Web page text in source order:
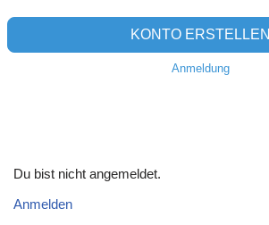
KONTO ERSTELLEN
Anmeldung
Du bist nicht angemeldet.
Anmelden